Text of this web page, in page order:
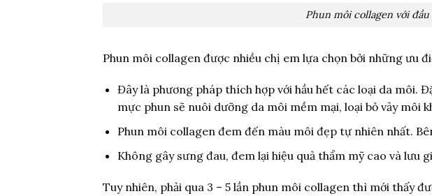
Phun môi collagen với
Phun môi collagen được nhiều chị em lựa chọn bởi những ưu
Đây là phương pháp thích hợp với hầu hết các loại da
mực phun sẽ nuôi dưỡng da môi mềm mại, loại bỏ vảy môi
Phun môi collagen đem đến màu môi đẹp tự nhiên nhất.
Không gây sưng đau, đem lại hiệu quả thẩm mỹ cao và lưu
Tuy nhiên, phải qua 3 – 5 lần phun môi collagen thì mới thấy